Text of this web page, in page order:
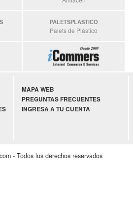
PALETSPLASTICO
Palets de Plástico
MAPA WEB
PREGUNTAS FRECUENTES
INGRESA A TU CUENTA
- Todos los derechos reservados